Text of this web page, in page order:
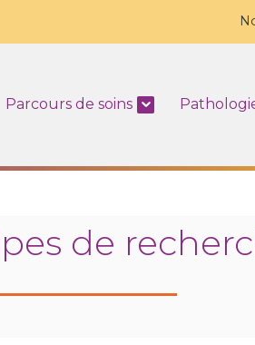
Parcours de soins
de